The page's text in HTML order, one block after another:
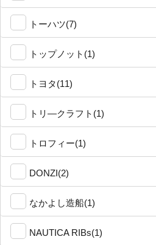
トーハツ(7)
トップノット(1)
トヨタ(11)
トリ―クラフト(1)
トロフィー(1)
DONZI(2)
なかよし造船(1)
NAUTICA RIBs(1)